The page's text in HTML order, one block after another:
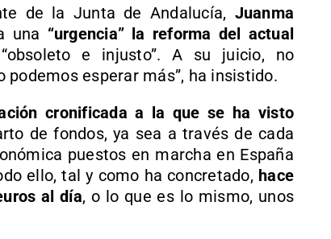
de la Junta de Andalucía, Juanma
una “urgencia” la reforma del actual
e injusto”. A su juicio, no
esperar más”, ha insistido.
cronificada a la que se ha visto
de fondos, ya sea a través de cada
puestos en marcha en España
ello, tal y como ha concretado, hace
al día, o lo que es lo mismo, unos